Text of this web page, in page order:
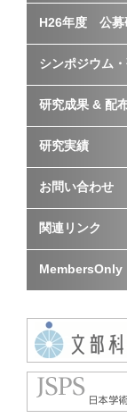
H26年度 公募
シンポジウム
研究成果 & 配
研究実績
お問い合わせ
関連リンク
MembersOnly